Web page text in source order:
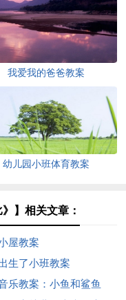
我爱我的爸爸教案
幼儿园小班体育教案
】相关文章：
屋教案
生了小班教案
乐教案：小鱼和鲨鱼